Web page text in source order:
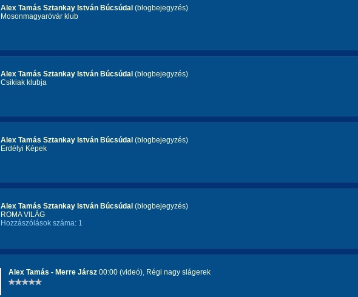
Alex Tamás Sztankay István Búcsúdal (blogbejegyzés)
Mosonmagyaróvár klub
Alex Tamás Sztankay István Búcsúdal (blogbejegyzés)
Csikiak klubja
Alex Tamás Sztankay István Búcsúdal (blogbejegyzés)
Erdélyi Képek
Alex Tamás Sztankay István Búcsúdal (blogbejegyzés)
ROMA VILÁG
Hozzászólások száma: 1
Alex Tamás - Merre Jársz 00:00 (videó), Régi nagy slágerek